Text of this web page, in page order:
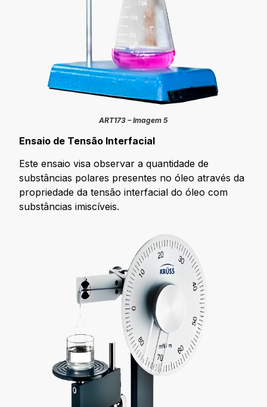
ART173 – Imagem 5
Ensaio de Tensão Interfacial
Este ensaio visa observar a quantidade de
substâncias polares presentes no óleo através da
propriedade da tensão interfacial do óleo com
substâncias imiscíveis.